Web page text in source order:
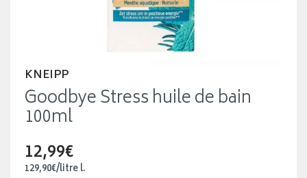
KNEIPP
Goodbye Stress huile de bain
100ml
12,99€
129,90€/litrel.